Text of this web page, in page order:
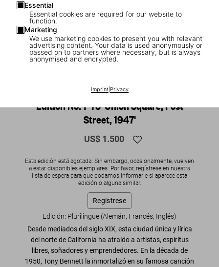
Essential
Essential cookies are required for our website to
function.
Marketing
We use marketing cookies to present you with relevant
advertising content. Your data is used anonymously or
passed on to partners where necessary, but is always
anonymised and encrypted.
Imprint| Privacy
1/16
San Francisco. Portrait of a City, Art
Edition No. 1–75 'Union Square, Post
Street, 1947'
US$ 1.500
Esta edición está agotada. Sin embargo, ocasionalmente, vuelven
a estar disponibles ejemplares. Por favor, regístrese en nuestra
lista de espera para que podamos informarle si aparece esta
edición o alguna similar.
Regístrese
Edición: Plurilingüe (Alemán, Francés, Inglés)
Desde mediados del siglo XIX, esta ciudad única y lírica
del norte de California ha atraído a artistas, espíritus
libres, soñadores y emprendedores. En la década de
1950, Tony Bennett la inmortalizó en su famosa canción